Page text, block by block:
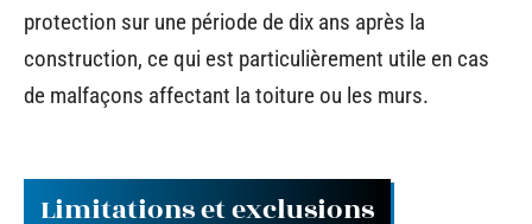
protection sur une période de dix ans après la
construction, ce qui est particulièrement utile en cas
de malfaçons affectant la toiture ou les murs.
Limitations et exclusions